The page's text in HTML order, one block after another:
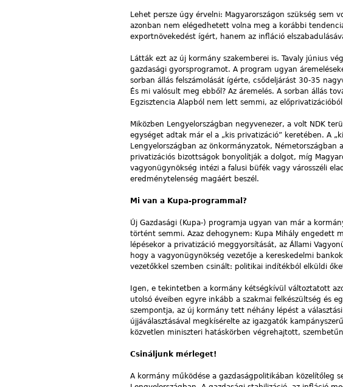
Lehet persze úgy érvelni: Magyarországon szükség sem
azonban nem elégedhetett volna meg a korábbi
exportnövekedést ígért, hanem az infláció
Látták ezt az új kormány szakemberei is. Tavaly június
gazdasági gyorsprogramot. A program ugyan
sorban állás felszámolását ígérte, csődeljárást 30-35
És mi valósult meg ebből? Az áremelés. A sorban állás
Egzisztencia Alapból nem lett semmi, az
Miközben Lengyelországban negyvenezer, a volt NDK
egységet adtak már el a „kis privatizáció” keretében. A
Lengyelországban az önkormányzatok,
privatizációs bizottságok bonyolítják a dolgot, míg
vagyonügynökség intézi a falusi büfék vagy városszéli
eredménytelenség magáért beszél.
Mi van a Kupa-programmal?
Új Gazdasági (Kupa-) programja ugyan van már a
történt semmi. Azaz dehogynem: Kupa Mihály engedett
lépésekor a privatizáció meggyorsítását, az Állami
hogy a vagyonügynökség vezetője a kereskedelmi
vezetőkkel szemben csinált: politikai indítékból elküldi
Igen, e tekintetben a kormány kétségkívül változtatott
utolsó éveiben egyre inkább a szakmai felkészültség és
szempontja, az új kormány tett néhány lépést a
újjáválasztásával megkísérelte az igazgatók
közvetlen miniszteri hatáskörben végrehajtott,
Csináljunk mérleget!
A kormány működése a gazdaságpolitikában közelítőleg